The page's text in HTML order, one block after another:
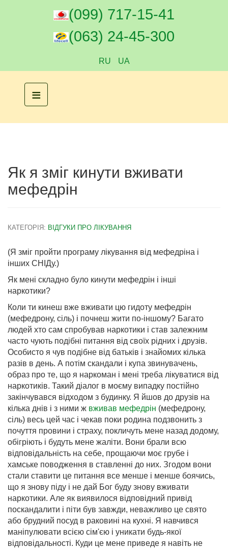
(099) 717-15-41
(063) 24-45-300
RU UA
≡
Як я зміг кинути вживати
мефедрін
КАТЕГОРІЯ: ВІДГУКИ ПРО ЛІКУВАННЯ
(Я зміг пройти програму лікування від мефедріна і
інших СНІДу.)
Як мені складно було кинути мефедрін і інші
наркотики?
Коли ти кинеш вже вживати цю гидоту мефедрін
(мефедрону, сіль) і почнеш жити по-іншому? Багато
людей хто сам спробував наркотики і став залежним
часто чують подібні питання від своїх рідних і друзів.
Особисто я чув подібне від батьків і знайомих кілька
разів в день. А потім скандали і купа звинувачень,
образ про те, що я наркоман і мені треба лікуватися від
наркотиків. Такий діалог в моєму випадку постійно
закінчувався відходом з будинку. Я йшов до друзів на
кілька днів і з ними ж вживав мефедрін (мефедрону,
сіль) весь цей час і чекав поки родина подзвонить з
почуття провини і страху, покличуть мене назад додому,
обігріють і будуть мене жаліти. Вони брали всю
відповідальність на себе, прощаючи моє грубе і
хамське поводження в ставленні до них. Згодом вони
стали ставити це питання все менше і менше боячись,
що я знову піду і не дай Бог буду знову вживати
наркотики. Але як виявилося відповідний привід
поскандалити і піти був завжди, неважливо це свято
або брудний посуд в раковині на кухні. Я навчився
маніпулювати всією сім'єю і уникати будь-якої
відповідальності. Куди це мене приведе я навіть не